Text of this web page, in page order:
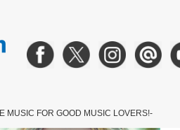
MUSIC FOR GOOD MUSIC LOVERS!-